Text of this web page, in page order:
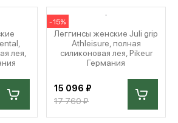
лея,
-15%
Леггинсы женские Juli grip
Athleisure, полная
силиконовая лея, Pikeur
Германия
15 096 ₽
17 760 ₽